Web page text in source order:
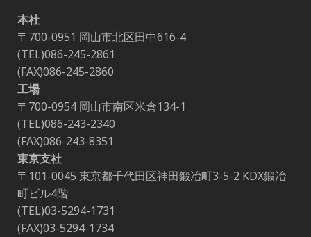
本社
〒700-0951 岡山市北区田中616-4
(TEL)086-245-2861
(FAX)086-245-2860
工場
〒700-0954 岡山市南区米倉134-1
(TEL)086-243-2340
(FAX)086-243-8351
東京支社
〒101-0045 東京都千代田区神田鍛冶町3-5-2 KDX鍛冶
町ビル4階
(TEL)03-5294-1731
(FAX)03-5294-1734